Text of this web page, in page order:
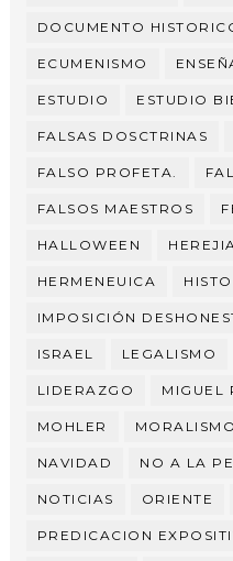
DOCUMENTO
ECUMENISMO
ESTUDIO ESTUDIO
FALSAS DOSCTRINAS
FALSO PROFETA.
FALSOS MAESTROS
HALLOWEEN HEREJIA
HERMENEUICA
IMPOSICIÓN
ISRAEL LEGALISMO
LIDERAZGO MIGUEL
MOHLER MORALISMO
NAVIDAD NO A LA
NOTICIAS ORIENTE
PREDICACION